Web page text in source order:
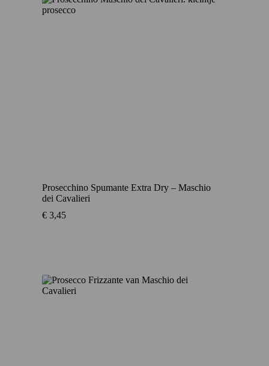
Prosecchino Spumante Extra Dry – Maschio
dei Cavalieri
€ 3,45